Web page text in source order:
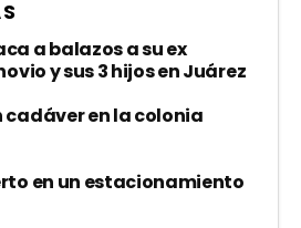
a balazos a su ex
y sus 3 hijos en Juárez
cadáver en la colonia
en un estacionamiento